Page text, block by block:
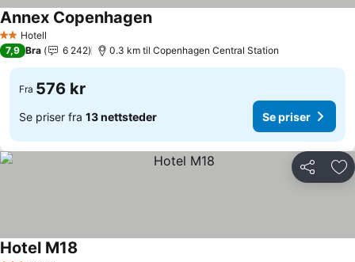
2 Stjerner
Hotell
Annex Copenhagen
7,9 Bra 6 242 0.3 km til Copenhagen Central Station
Fra 576 kr
Se priser fra 13 nettsteder Se priser
Del
Hotel M18